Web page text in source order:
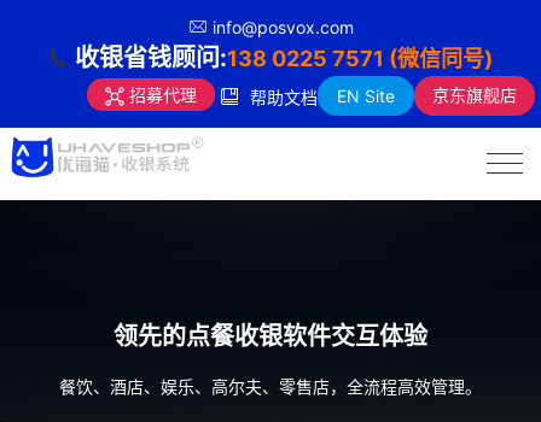
info@posvox.com
收银省钱顾问:138 0225 7571 (微信同号)
招募代理 帮助文档 EN Site 京东旗舰店
领先的点餐收银软件交互体验
餐饮、酒店、娱乐、高尔夫、零售店，全流程高效管理。